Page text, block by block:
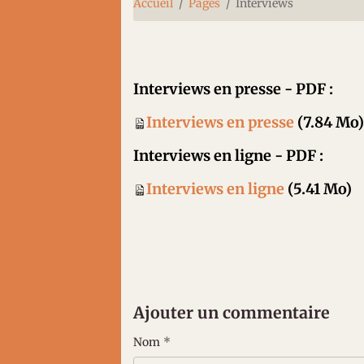
Accueil Pages Interviews
Interviews en presse - PDF :
Interviews en presse (7.84 Mo)
Interviews en ligne - PDF :
Interviews en ligne (5.41 Mo)
Ajouter un commentaire
Nom